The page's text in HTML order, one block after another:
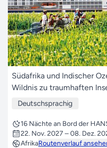
Südafrika und Indischer
Wildnis zu traumhaften
Deutschsprachig
16 Nächte an Bord der
22. Nov. 2027 – 08. Dez.
AfrikaRoutenverlauf